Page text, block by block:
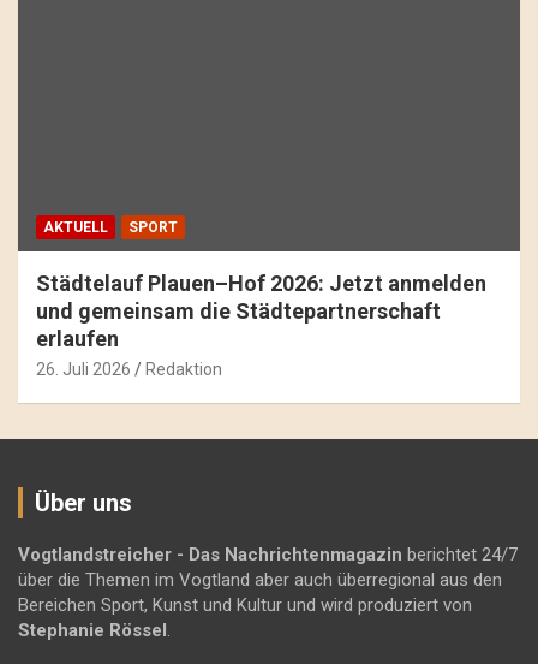
AKTUELL SPORT
Städtelauf Plauen–Hof 2026: Jetzt anmelden
und gemeinsam die Städtepartnerschaft
erlaufen
26. Juli 2026 Redaktion
Über uns
Vogtlandstreicher - Das Nachrichtenmagazin berichtet 24/7
über die Themen im Vogtland aber auch überregional aus den
Bereichen Sport, Kunst und Kultur und wird produziert von
Stephanie Rössel.